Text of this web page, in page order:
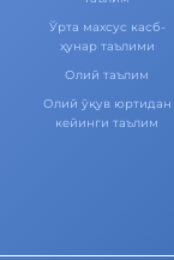
Ўрта махсус касб-
ҳунар таълими
Олий таълим
Олий ўқув юртидан
кейинги таълим